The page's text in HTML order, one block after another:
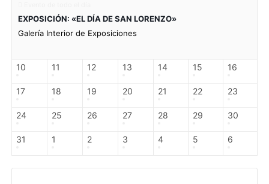
EXPOSICIÓN: «EL DÍA DE SAN LORENZO»
Galería Interior de Exposiciones
10 11 12 13 14 15 16
17 18 19 20 21 22 23
24 25 26 27 28 29 30
31 1 2 3 4 5 6